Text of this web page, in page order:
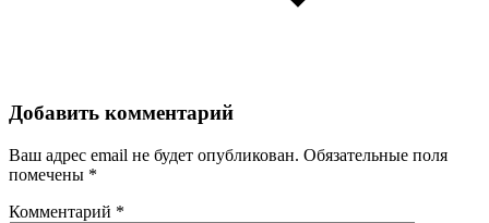
Добавить комментарий
Ваш адрес email не будет опубликован. Обязательные поля
помечены *
Комментарий *